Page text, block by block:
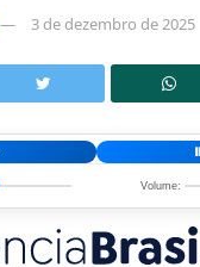
3 de dezembro de 2025
Volume: